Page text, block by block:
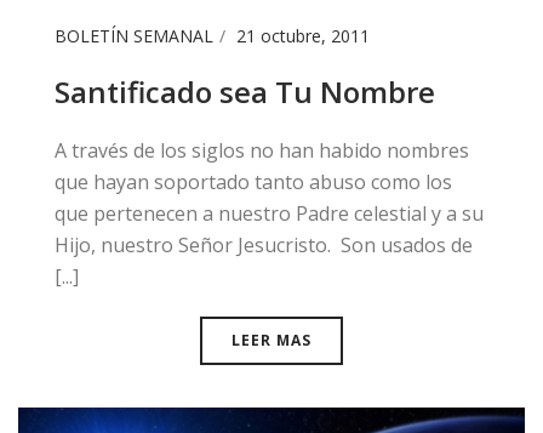
BOLETÍN SEMANAL 21 octubre, 2011
Santificado sea Tu Nombre
​A través de los siglos no han habido nombres
que hayan soportado tanto abuso como los
que pertenecen a nuestro Padre celestial y a su
Hijo, nuestro Señor Jesucristo. Son usados de
[...]
LEER MAS